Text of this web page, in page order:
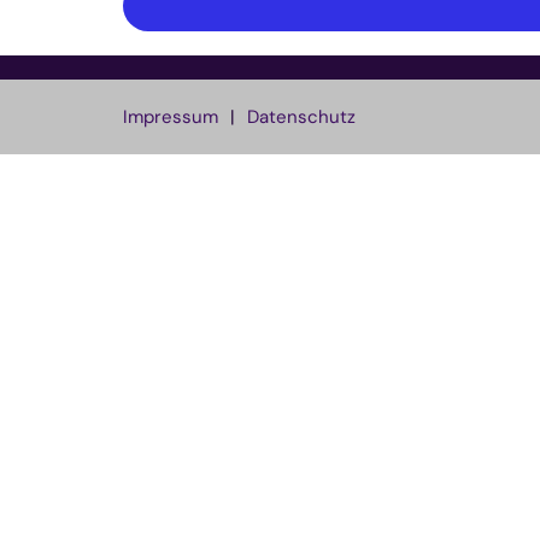
Impressum Datenschutz